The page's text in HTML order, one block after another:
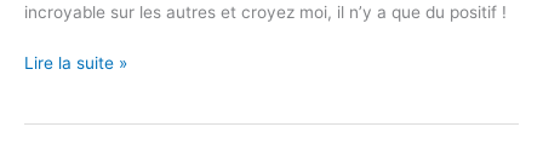
incroyable sur les autres et croyez moi, il n’y a que du positif !
Lire la suite »